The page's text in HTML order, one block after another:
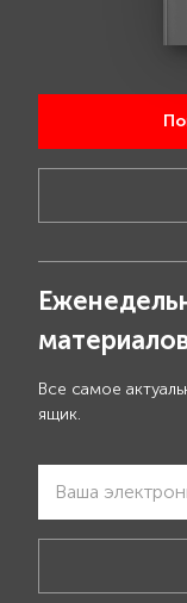
Все самое
ящик.